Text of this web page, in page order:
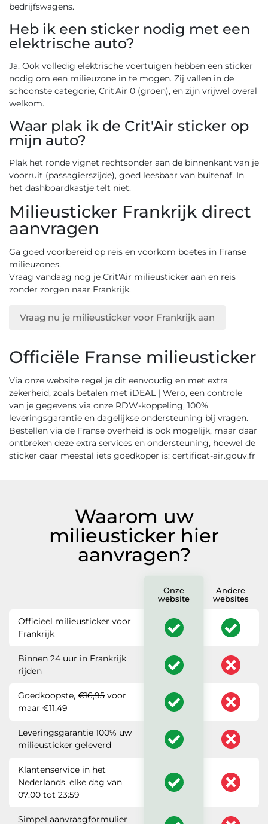
bedrijfswagens.
Heb ik een sticker nodig met een
elektrische auto?
Ja. Ook volledig elektrische voertuigen hebben een sticker
nodig om een milieuzone in te mogen. Zij vallen in de
schoonste categorie, Crit'Air 0 (groen), en zijn vrijwel overal
welkom.
Waar plak ik de Crit'Air sticker op
mijn auto?
Plak het ronde vignet rechtsonder aan de binnenkant van je
voorruit (passagierszijde), goed leesbaar van buitenaf. In
het dashboardkastje telt niet.
Milieusticker Frankrijk direct
aanvragen
Ga goed voorbereid op reis en voorkom boetes in Franse
milieuzones.
Vraag vandaag nog je Crit'Air milieusticker aan en reis
zonder zorgen naar Frankrijk.
Vraag nu je milieusticker voor Frankrijk aan
Officiële Franse milieusticker
Via onze website regel je dit eenvoudig en met extra
zekerheid, zoals betalen met iDEAL | Wero, een controle
van je gegevens via onze RDW-koppeling, 100%
leveringsgarantie en dagelijkse ondersteuning bij vragen.
Bestellen via de Franse overheid is ook mogelijk, maar daar
ontbreken deze extra services en ondersteuning, hoewel de
sticker daar meestal iets goedkoper is: certificat-air.gouv.fr
Waarom uw
milieusticker hier
aanvragen?
Onze
website
Andere
websites
Officieel milieusticker voor
Frankrijk
Binnen 24 uur in Frankrijk
rijden
Goedkoopste, €16,95 voor
maar €11,49
Leveringsgarantie 100% uw
milieusticker geleverd
Klantenservice in het
Nederlands, elke dag van
07:00 tot 23:59
Simpel aanvraagformulier